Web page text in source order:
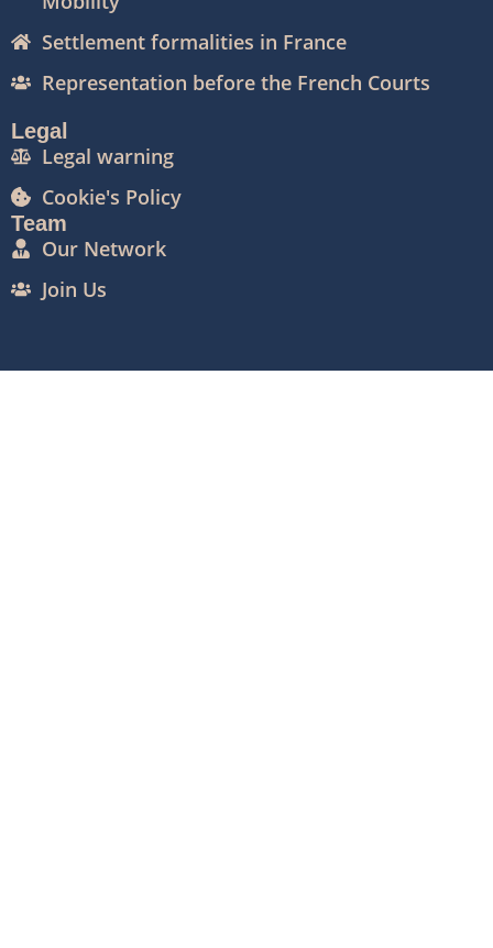
Settlement formalities in France
Representation before the French Courts
Legal
Legal warning
Cookie's Policy
Team
Our Network
Join Us